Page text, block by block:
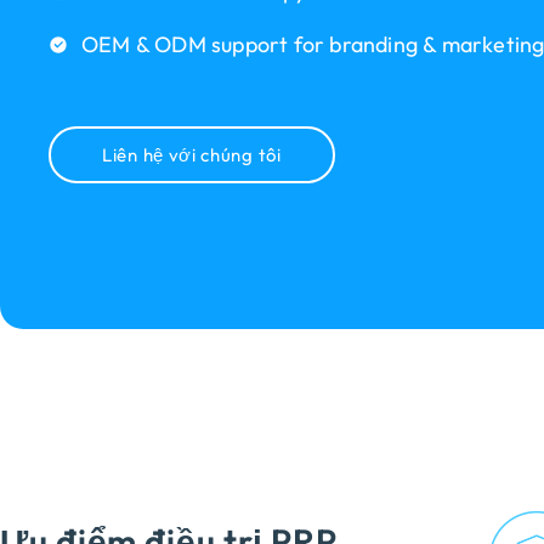
OEM & ODM support for branding & marketing
Liên hệ với chúng tôi